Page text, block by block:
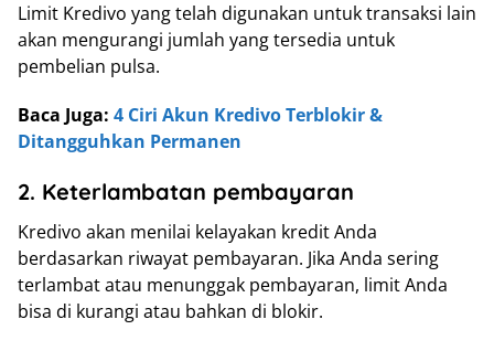
Limit Kredivo yang telah digunakan untuk transaksi lain
akan mengurangi jumlah yang tersedia untuk
pembelian pulsa.
Baca Juga: 4 Ciri Akun Kredivo Terblokir &
Ditangguhkan Permanen
2. Keterlambatan pembayaran
Kredivo akan menilai kelayakan kredit Anda
berdasarkan riwayat pembayaran. Jika Anda sering
terlambat atau menunggak pembayaran, limit Anda
bisa di kurangi atau bahkan di blokir.